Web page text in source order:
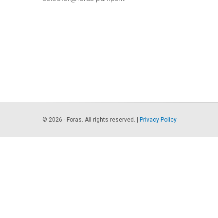
© 2026 - Foras. All rights reserved. | Privacy Policy